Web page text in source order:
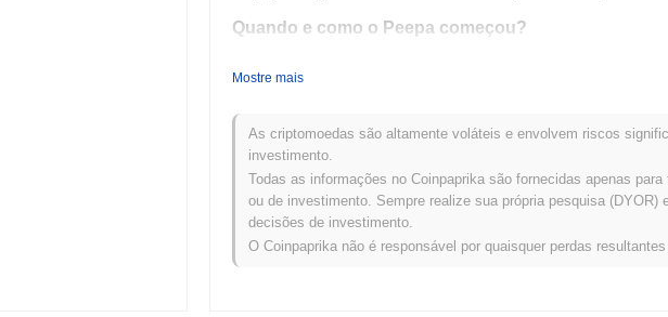
Quando e como o Peepa começou?
estrutura técnica. O projeto lançou sua testnet em junho de 2021,
em setembro de 2021, marcando sua entrada oficial no mercado.
robusto que priorizasse o engajamento do usuário e soluções de
ocorreu por meio de um modelo de lançamento justo em outubro
participantes. Esses passos fundamentais estabeleceram a
desenvolvimento contínuo e envolvimento da comunidade.
O que está por vir para o Peepa?
Mostre mais
As criptomoedas são altamente voláteis e envolvem riscos
investimento.
Todas as informações no Coinpaprika são fornecidas apenas
ou de investimento. Sempre realize sua própria pesquisa
decisões de investimento.
O Coinpaprika não é responsável por quaisquer perdas